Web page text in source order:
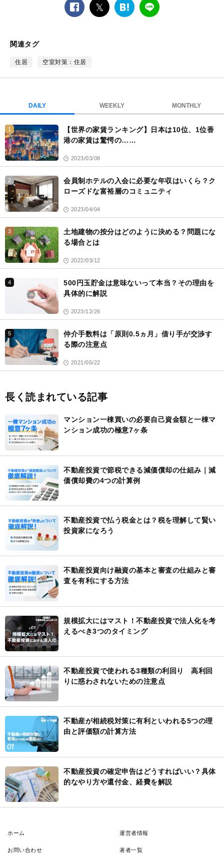
facebook
twitterは
ー
LINE
関連タグ
住居 空室対策：住居
DAILY WEEKLY MONTHLY
1
【世界の家賃ランキング】日本は10位、1位香
港の家賃は驚愕の……
2023/03/08
2
会員制ホテルの入会に必要な年収はいくら？ク
ローズドな富裕層のコミュニティ
2023/04/04
3
土地建物の按分はどのように決める？問題にな
る場合とは
2022/03/12
4
500円玉貯金は意味ないって本当？その理由を
具体的に解説
2023/12/26
5
仲介手数料は「原則0.5ヵ月」借り手が交渉す
る際の注意点
2021/05/22
長く読まれている記事
マンション一棟買いの必要自己資金額と一棟マ
ンション成功の極意7ヶ条
不動産投資で節税できる減価償却の仕組み｜減
価償却費の4つの計算例
不動産投資で払う税金とは？税を理解して賢い
投資家になろう
不動産投資向け融資の基本と審査の仕組みと審
査を有利にする方法
規模拡大にはマスト！不動産投資で法人化を考
えるべき3つのタイミング
不動産投資で使われる3種類の利回り 高利回
りに惑わされないための注意点
不動産が相続税対策に有利といわれる5つの理
由と評価額の計算方法
不動産投資の確定申告はどうすればいい？具体
的なやり方や還付金、経費を解説
ホーム 運営者情報
お問い合わせ 著者一覧